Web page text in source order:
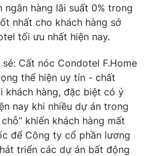
VTV8
English
hàng lãi suất 0% trong
nhất cho khách hàng sở
tối ưu nhất hiện nay.
Cất nóc Condotel F.Home
thể hiện uy tín - chất
khách hàng, đặc biệt có ý
nay khi nhiều dự án trong
khiến khách hàng mất
để Công ty cổ phần lương
triển các dự án bất động